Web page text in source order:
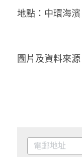
地點：中環海濱
圖片及資料來